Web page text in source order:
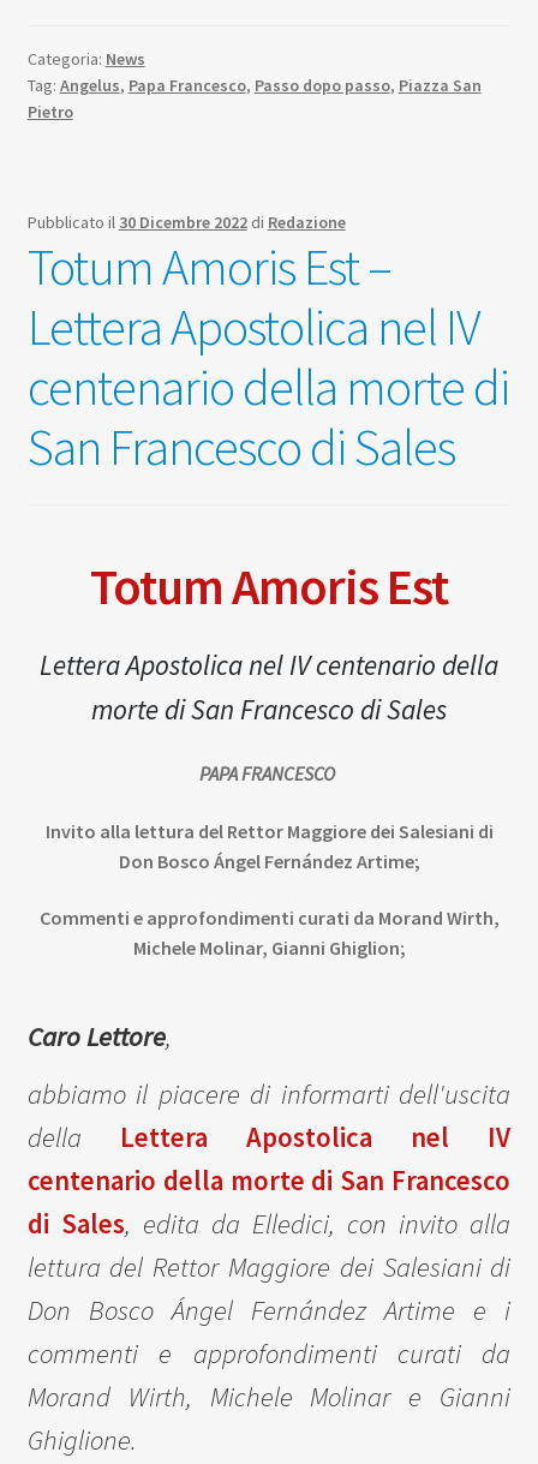
Categoria: News
Tag: Angelus, Papa Francesco, Passo dopo passo, Piazza San
Pietro
Pubblicato il 30 Dicembre 2022 di Redazione
Totum Amoris Est –
Lettera Apostolica nel IV
centenario della morte di
San Francesco di Sales
Totum Amoris Est
Lettera Apostolica nel IV centenario della
morte di San Francesco di Sales
PAPA FRANCESCO
Invito alla lettura del Rettor Maggiore dei Salesiani di
Don Bosco Ángel Fernández Artime;
Commenti e approfondimenti curati da Morand Wirth,
Michele Molinar, Gianni Ghiglion;
Caro Lettore,
abbiamo il piacere di informarti dell'uscita
della Lettera Apostolica nel IV
centenario della morte di San Francesco
di Sales, edita da Elledici, con invito alla
lettura del Rettor Maggiore dei Salesiani di
Don Bosco Ángel Fernández Artime e i
commenti e approfondimenti curati da
Morand Wirth, Michele Molinar e Gianni
Ghiglione.